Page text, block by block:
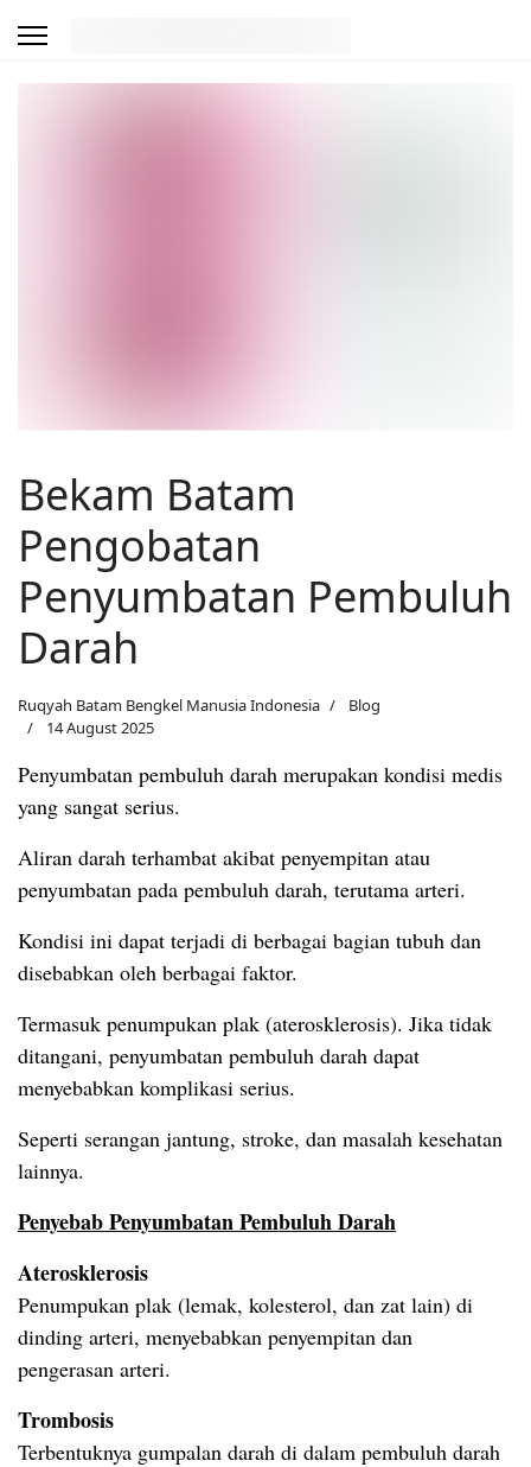
Bekam Batam
Pengobatan
Penyumbatan Pembuluh
Darah
Ruqyah Batam Bengkel Manusia Indonesia
Blog
14 August 2025
Penyumbatan pembuluh darah merupakan kondisi medis
yang sangat serius.
Aliran darah terhambat akibat penyempitan atau
penyumbatan pada pembuluh darah, terutama arteri.
Kondisi ini dapat terjadi di berbagai bagian tubuh dan
disebabkan oleh berbagai faktor.
Termasuk penumpukan plak (aterosklerosis). Jika tidak
ditangani, penyumbatan pembuluh darah dapat
menyebabkan komplikasi serius.
Seperti serangan jantung, stroke, dan masalah kesehatan
lainnya.
Penyebab Penyumbatan Pembuluh Darah
Aterosklerosis
Penumpukan plak (lemak, kolesterol, dan zat lain) di
dinding arteri, menyebabkan penyempitan dan
pengerasan arteri.
Trombosis
Terbentuknya gumpalan darah di dalam pembuluh darah